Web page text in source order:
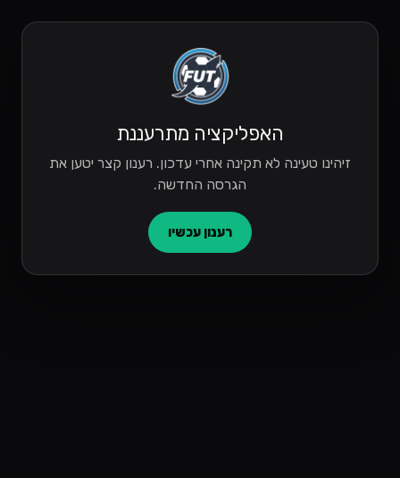
האפליקציה מתרעננת
זיהינו טעינה לא תקינה אחרי עדכון. רענון קצר יטען את
הגרסה החדשה.
רענון עכשיו